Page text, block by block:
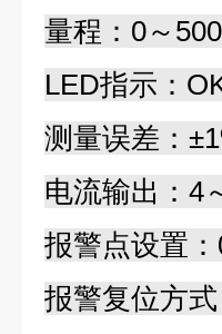
量程：0～
LED指示：
测量误差：
电流输出：4
报警点设置
报警复位方